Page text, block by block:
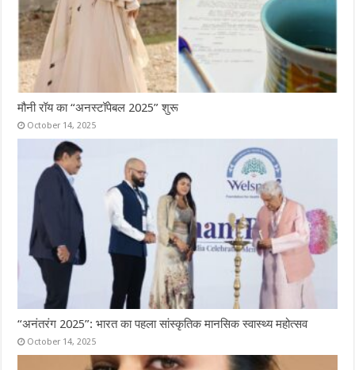
मौनी रॉय का “अनस्टॉपेबल 2025” शुरू
October 14, 2025
“अनंतरंग 2025”: भारत का पहला सांस्कृतिक मानसिक स्वास्थ्य महोत्सव
October 14, 2025